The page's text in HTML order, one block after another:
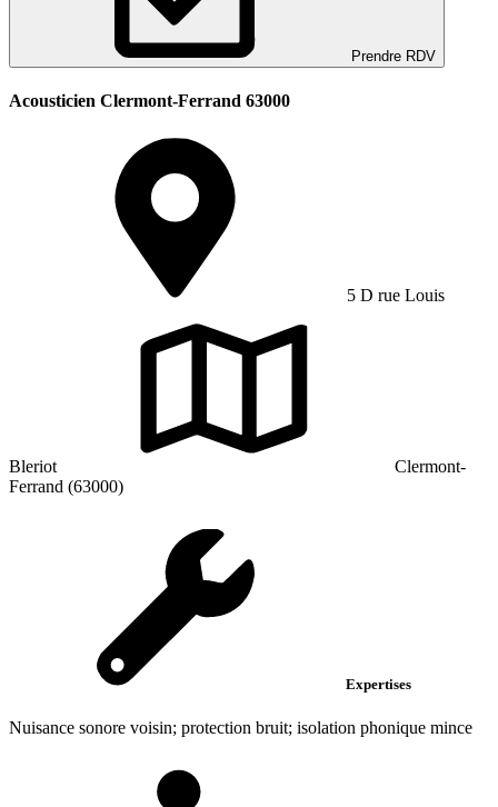
Prendre RDV
Acousticien Clermont-Ferrand 63000
5 D rue Louis
Bleriot
Clermont-
Ferrand (63000)
Expertises
Nuisance sonore voisin; protection bruit; isolation phonique mince